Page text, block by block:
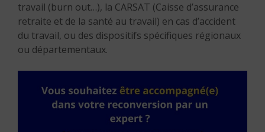
travail (burn out…), la CARSAT (Caisse d’assurance
retraite et de la santé au travail) en cas d’accident
du travail, ou des dispositifs spécifiques régionaux
ou départementaux.